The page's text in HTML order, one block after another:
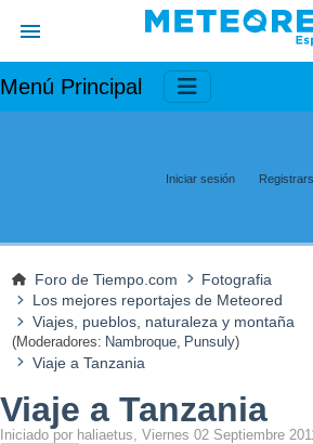
Menú Principal
Iniciar sesión
Foro de Tiempo.com
Fotografia
Los mejores reportajes de Meteored
Viajes, pueblos, naturaleza y montaña
(Moderadores: Nambroque, Punsuly)
Viaje a Tanzania
Viaje a Tanzania
Iniciado por haliaetus, Viernes 02 Septiembre